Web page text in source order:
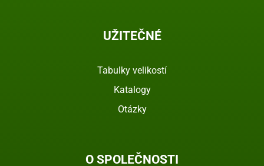
UŽITEČNÉ
Tabulky velikostí
Katalogy
Otázky
O SPOLEČNOSTI